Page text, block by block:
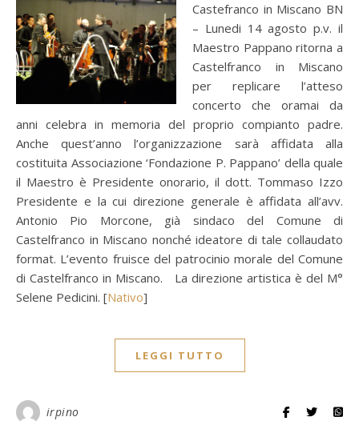
Castefranco in Miscano BN
– Lunedi 14 agosto p.v. il
Maestro Pappano ritorna a
Castelfranco in Miscano
per replicare l’atteso
concerto che oramai da
anni celebra in memoria del proprio compianto padre.
Anche quest’anno l’organizzazione sarà affidata alla
costituita Associazione ‘Fondazione P. Pappano’ della quale
il Maestro è Presidente onorario, il dott. Tommaso Izzo
Presidente e la cui direzione generale è affidata all’avv.
Antonio Pio Morcone, già sindaco del Comune di
Castelfranco in Miscano nonché ideatore di tale collaudato
format. L’evento fruisce del patrocinio morale del Comune
di Castelfranco in Miscano. La direzione artistica è del M°
Selene Pedicini. [Nativo]
LEGGI TUTTO
irpino